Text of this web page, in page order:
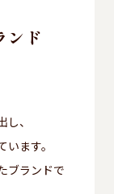
ンド
、
ます。
ブランドで